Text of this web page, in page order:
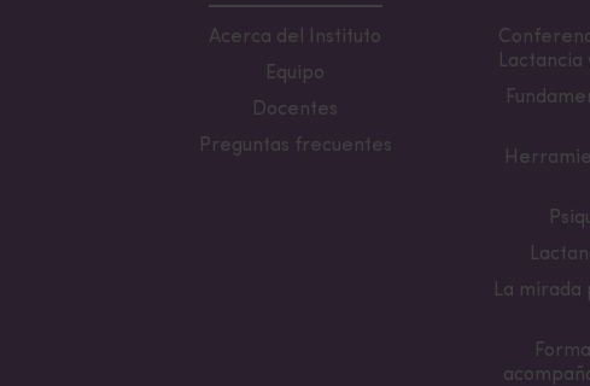
Acerca del Instituto
Equipo
Docentes
Preguntas frecuentes
Lactancia
La